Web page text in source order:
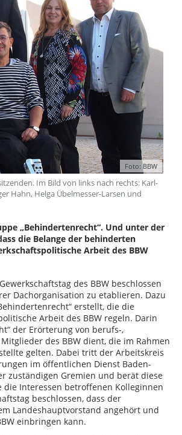
Foto: BBW
Im Bild von links nach rechts: Karl-
Hahn, Helga Übelmesser-Larsen und
„Behindertenrecht“. Und unter der
die Belange der behinderten
Arbeit des BBW
des BBW beschlossen
Dachorganisation zu etablieren. Dazu
erstellt, die die
Arbeit des BBW regeln. Darin
der Erörterung von berufs-,
des BBW dient, die im Rahmen
gelten. Dabei tritt der Arbeitskreis
im öffentlichen Dienst Baden-
zuständigen Gremien und berät diese
Interessen betroffenen Kolleginnen
beschlossen, dass der
Landeshauptvorstand angehört und
einbringen kann.